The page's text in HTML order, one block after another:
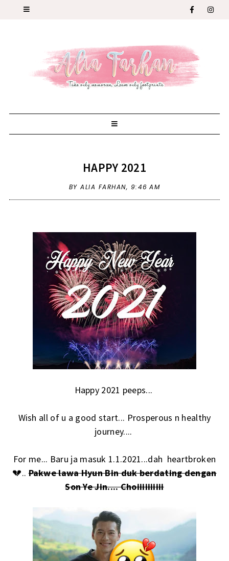
HAPPY 2021
BY ALIA FARHAN, 9:46 AM
Happy 2021 peeps...
Wish all of u a good start... Prosperous n healthy
journey....
For me... Baru ja masuk 1.1.2021...dah heartbroken
💔..Pakwe lawa Hyun Bin duk berdating dengan
Son Ye Jin.... Choiiiiiiiiii